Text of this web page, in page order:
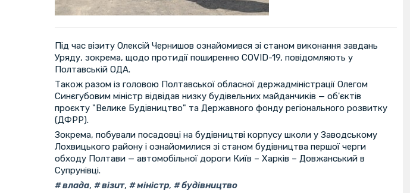
Під час візиту Олексій Чернишов ознайомився зі станом виконання завдань
Уряду, зокрема, щодо протидії поширенню COVID-19, повідомляють у
Полтавській ОДА.
Також разом із головою Полтавської обласної держадміністрації Олегом
Синєгубовим міністр відвідав низку будівельних майданчиків — об'єктів
проєкту "Велике Будівництво" та Державного фонду регіонального розвитку
(ДФРР).
Зокрема, побували посадовці на будівництві корпусу школи у Заводському
Лохвицького району і ознайомилися зі станом будівництва першої черги
обходу Полтави — автомобільної дороги Київ – Харків – Довжанський в
Супрунівці.
влада, візит, міністр, будівництво